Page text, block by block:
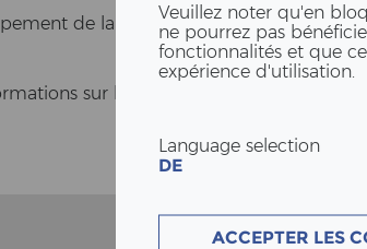
Veuillez noter qu'en
ne pourrez pas
fonctionnalités et que
expérience d'utilisation.
Language selection
DE
ACCEPTER LES
de la con­struc­tion en bois qui a
sur le pro­jet Arch_Tech_Lab et